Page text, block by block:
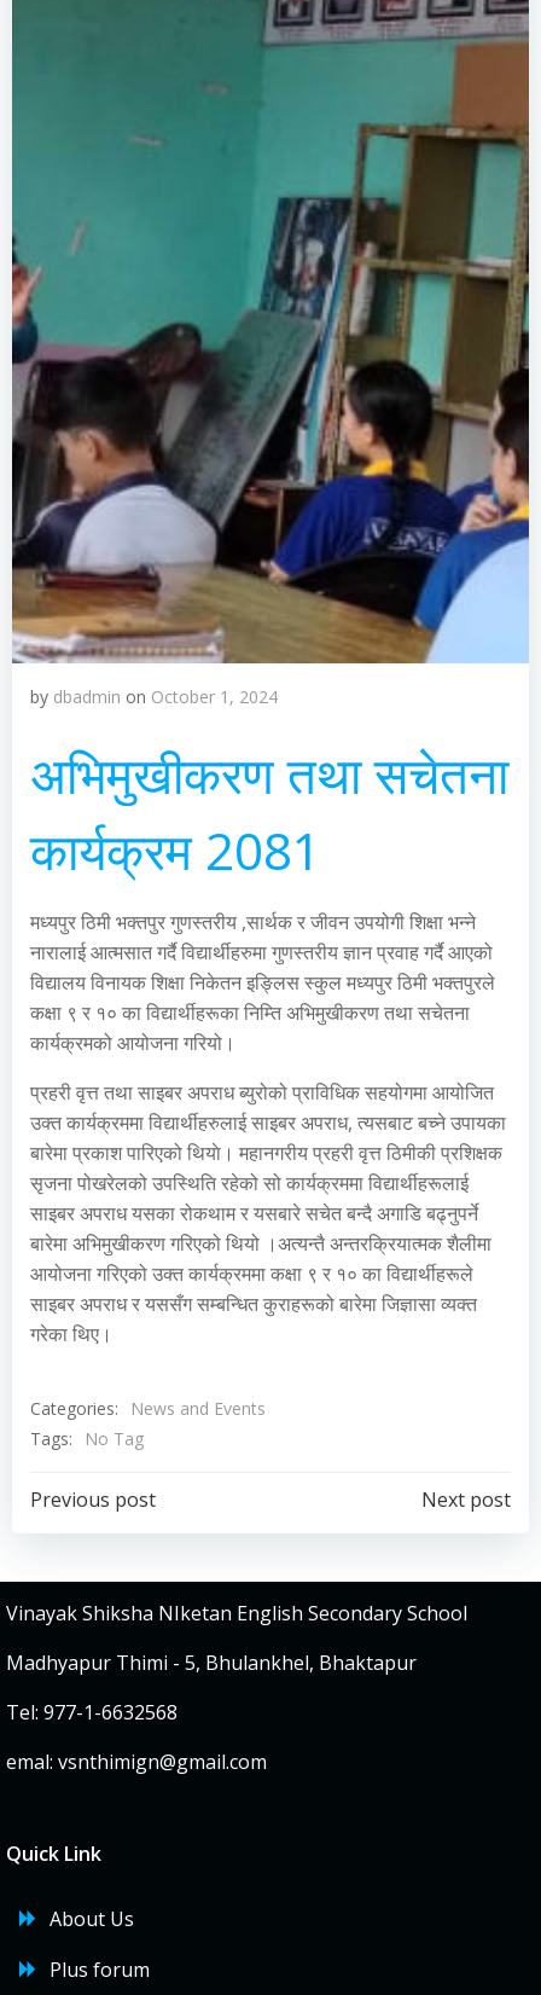
by dbadmin on October 1, 2024
अभिमुखीकरण तथा सचेतना
कार्यक्रम 2081
मध्यपुर ठिमी भक्तपुर गुणस्तरीय ,सार्थक र जीवन उपयोगी शिक्षा भन्ने
नारालाई आत्मसात गर्दै विद्यार्थीहरुमा गुणस्तरीय ज्ञान प्रवाह गर्दै आएको
विद्यालय विनायक शिक्षा निकेतन इङ्लिस स्कुल मध्यपुर ठिमी भक्तपुरले
कक्षा ९ र १० का विद्यार्थीहरूका निम्ति अभिमुखीकरण तथा सचेतना
कार्यक्रमको आयोजना गरियो।
प्रहरी वृत्त तथा साइबर अपराध ब्युरोको प्राविधिक सहयोगमा आयोजित
उक्त कार्यक्रममा विद्यार्थीहरुलाई साइबर अपराध, त्यसबाट बच्ने उपायका
बारेमा प्रकाश पारिएको थियाे। महानगरीय प्रहरी वृत्त ठिमीकी प्रशिक्षक
सृजना पोखरेलको उपस्थिति रहेको सो कार्यक्रममा विद्यार्थीहरूलाई
साइबर अपराध यसका रोकथाम र यसबारे सचेत बन्दै अगाडि बढ्नुपर्ने
बारेमा अभिमुखीकरण गरिएको थियो ।अत्यन्तै अन्तरक्रियात्मक शैलीमा
आयोजना गरिएको उक्त कार्यक्रममा कक्षा ९ र १० का विद्यार्थीहरूले
साइबर अपराध र यससँग सम्बन्धित कुराहरूको बारेमा जिज्ञासा व्यक्त
गरेका थिए।
Categories:
News and Events
Tags:
No Tag
Post
navigation
Previous post
navigation
Next post
Vinayak Shiksha NIketan English Secondary School
Madhyapur Thimi - 5, Bhulankhel, Bhaktapur
Tel: 977-1-6632568
emal: vsnthimign@gmail.com
Quick Link
About Us
Plus forum